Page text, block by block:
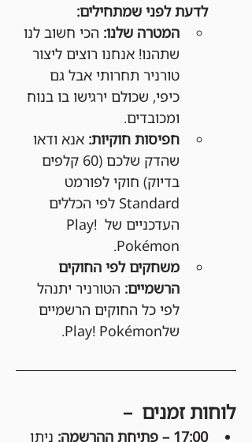
לדעת לפני שמתחילים:
המטרה שלנו: הכי חשוב לנו
שתהנו! אנחנו רוצים ליצור
טורניר תחרותי אבל גם
כיפי, שכולם ירגישו בו בנוח
ומכובדים.
חפיסות חוקיות: אנא ודאו
שהדק שלכם (60 קלפים
בדיוק) חוקי לפורמט
Standard לפי הכללים
העדכניים של Play!
Pokémon.
משחקים לפי החוקים
הרשמיים: הטורניר יתנהל
לפי כל החוקים הרשמיים
שלPlay! Pokémon.
לוחות זמנים  –
17:00 – פתיחת ההרשמה:
ניתן